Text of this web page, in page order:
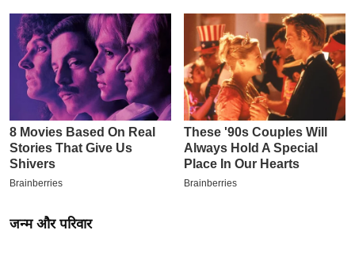
इ
म
ई
प
र
मि
सा
जन्म और परिवार